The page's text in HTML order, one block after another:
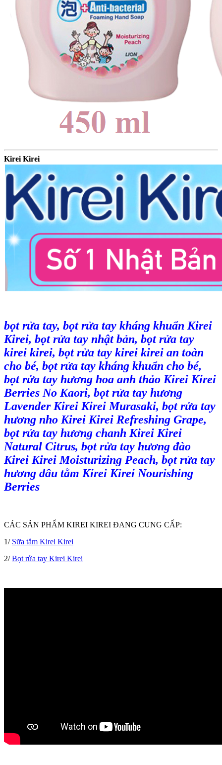
Kirei Kirei
bọt rửa tay, bọt rửa tay kháng khuẩn Kirei
Kirei, bọt rửa tay nhật bản, bọt rửa tay
kirei kirei, bọt rửa tay kirei kirei an toàn
cho bé, bọt rửa tay kháng khuẩn cho bé,
bọt rửa tay hương hoa anh thảo Kirei Kirei
Berries No Kaori, bọt rửa tay hương
Lavender Kirei Kirei Murasaki, bọt rửa tay
hương nho Kirei Kirei Refreshing Grape,
bọt rửa tay hương chanh Kirei Kirei
Natural Citrus, bọt rửa tay hương đào
Kirei Kirei Moisturizing Peach, bọt rửa tay
hương dâu tằm Kirei Kirei Nourishing
Berries
CÁC SẢN PHẨM KIREI KIREI ĐANG CUNG CẤP:
1/ Sữa tắm Kirei Kirei
2/Bọt rửa tay Kirei Kirei